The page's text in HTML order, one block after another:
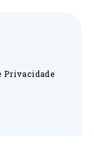
Privacidade